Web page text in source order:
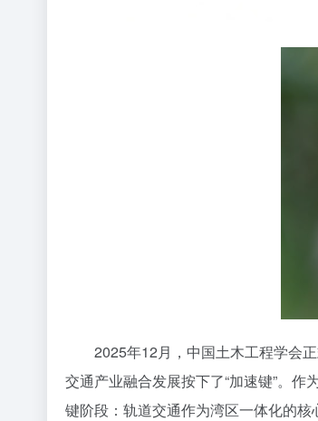
2025年12月，中国土木工程学会正
交通产业融合发展按下了“加速键”。作
键阶段：轨道交通作为湾区一体化的